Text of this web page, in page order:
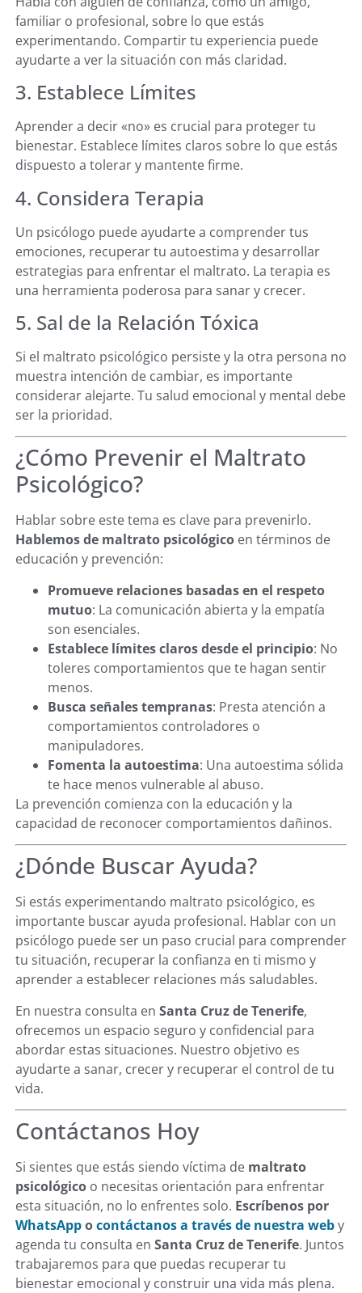
familiar o profesional, sobre lo que estás
experimentando. Compartir tu experiencia puede
ayudarte a ver la situación con más claridad.
3. Establece Límites
Aprender a decir «no» es crucial para proteger tu
bienestar. Establece límites claros sobre lo que estás
dispuesto a tolerar y mantente firme.
4. Considera Terapia
Un psicólogo puede ayudarte a comprender tus
emociones, recuperar tu autoestima y desarrollar
estrategias para enfrentar el maltrato. La terapia es
una herramienta poderosa para sanar y crecer.
5. Sal de la Relación Tóxica
Si el maltrato psicológico persiste y la otra persona no
muestra intención de cambiar, es importante
considerar alejarte. Tu salud emocional y mental debe
ser la prioridad.
¿Cómo Prevenir el Maltrato
Psicológico?
Hablar sobre este tema es clave para prevenirlo.
Hablemos de maltrato psicológicoen términos de
educación y prevención:
Promueve relaciones basadas en el respeto
mutuo: La comunicación abierta y la empatía
son esenciales.
Establece límites claros desde el principio: No
toleres comportamientos que te hagan sentir
menos.
Busca señales tempranas: Presta atención a
comportamientos controladores o
manipuladores.
Fomenta la autoestima: Una autoestima sólida
te hace menos vulnerable al abuso.
La prevención comienza con la educación y la
capacidad de reconocer comportamientos dañinos.
¿Dónde Buscar Ayuda?
Si estás experimentando maltrato psicológico, es
importante buscar ayuda profesional. Hablar con un
psicólogo puede ser un paso crucial para comprender
tu situación, recuperar la confianza en ti mismo y
aprender a establecer relaciones más saludables.
En nuestra consulta en Santa Cruz de Tenerife,
ofrecemos un espacio seguro y confidencial para
abordar estas situaciones. Nuestro objetivo es
ayudarte a sanar, crecer y recuperar el control de tu
vida.
Contáctanos Hoy
Si sientes que estás siendo víctima de maltrato
psicológicoo necesitas orientación para enfrentar
esta situación, no lo enfrentes solo. Escríbenos por
WhatsAppocontáctanos a través de nuestra weby
agenda tu consulta en Santa Cruz de Tenerife. Juntos
trabajaremos para que puedas recuperar tu
bienestar emocional y construir una vida más plena.